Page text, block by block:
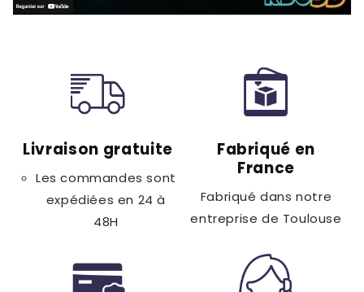
Livraison gratuite
Les commandes sont
expédiées en 24 à
48H
Fabriqué en
France
Fabriqué dans notre
entreprise de Toulouse